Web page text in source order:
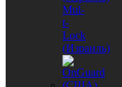
Mul-
t-
Lock
(Израиль)